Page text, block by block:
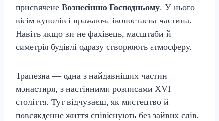
присвячене Вознесінню Господньому. У нього
вісім куполів і вражаюча іконостасна частина.
Навіть якщо ви не фахівець, масштаби й
симетрія будівлі одразу створюють атмосферу.
Трапезна — одна з найдавніших частин
монастиря, з настінними розписами XVI
століття. Тут відчуваєш, як мистецтво й
повсякденне життя співіснують без зайвих слів.